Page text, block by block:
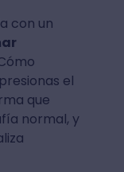
con un
el
que
normal, y